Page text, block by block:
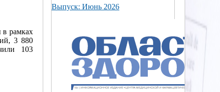
Выпуск: Июнь 2026
в рамках
3 880
103